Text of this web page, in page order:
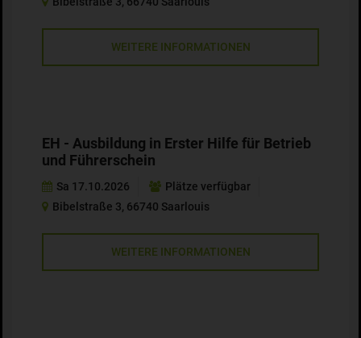
WEITERE INFORMATIONEN
EH - Ausbildung in Erster Hilfe für Betrieb
und Führerschein
Sa 17.10.2026
Plätze verfügbar
Bibelstraße 3, 66740 Saarlouis
WEITERE INFORMATIONEN